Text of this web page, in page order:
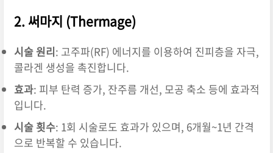
2.써마지 (Thermage)
시술 원리: 고주파(RF) 에너지를 이용하여 진피층을 자극,
콜라겐 생성을 촉진합니다.
효과: 피부 탄력 증가, 잔주름 개선, 모공 축소 등에 효과적
입니다.
시술 횟수: 1회 시술로도 효과가 있으며, 6개월~1년 간격
으로 반복할 수 있습니다.